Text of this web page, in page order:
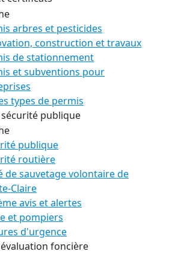
arbres et pesticides
construction et travaux
de stationnement
et subventions pour
types de permis
publique
publique
routière
de sauvetage volontaire de
Claire
avis et alertes
et pompiers
d'urgence
évaluation foncière